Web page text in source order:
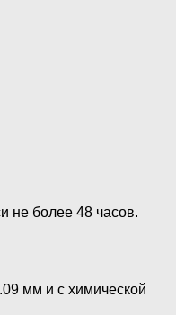
не более 48 часов.
мм и с химической